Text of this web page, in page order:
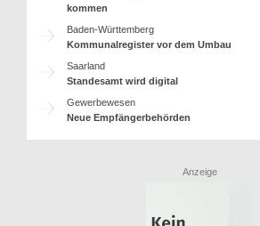
kommen
Baden-Württemberg
Kommunalregister vor dem Umbau
Saarland
Standesamt wird digital
Gewerbewesen
Neue Empfängerbehörden
Anzeige